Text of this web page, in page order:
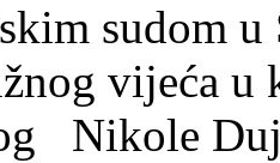
sudom u
vijeća
Nikole